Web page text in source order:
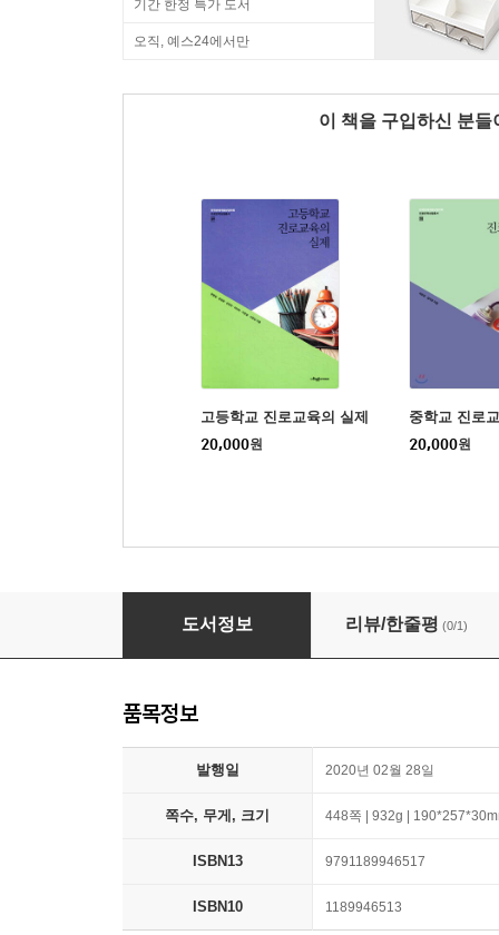
기간 한정 특가 도서
오직, 예스24에서만
이 책을 구입하신 분
고등학교 진로교육의 실제
20,000원
중학교 진로
20,000원
미래사회 진로교육과 상담
도서정보 리뷰/한줄평 (0/1)
품목정보
발행일 2020년 02월 28일
쪽수, 무게, 크기 448쪽 | 932g |
ISBN13 9791189946517
ISBN10 1189946513